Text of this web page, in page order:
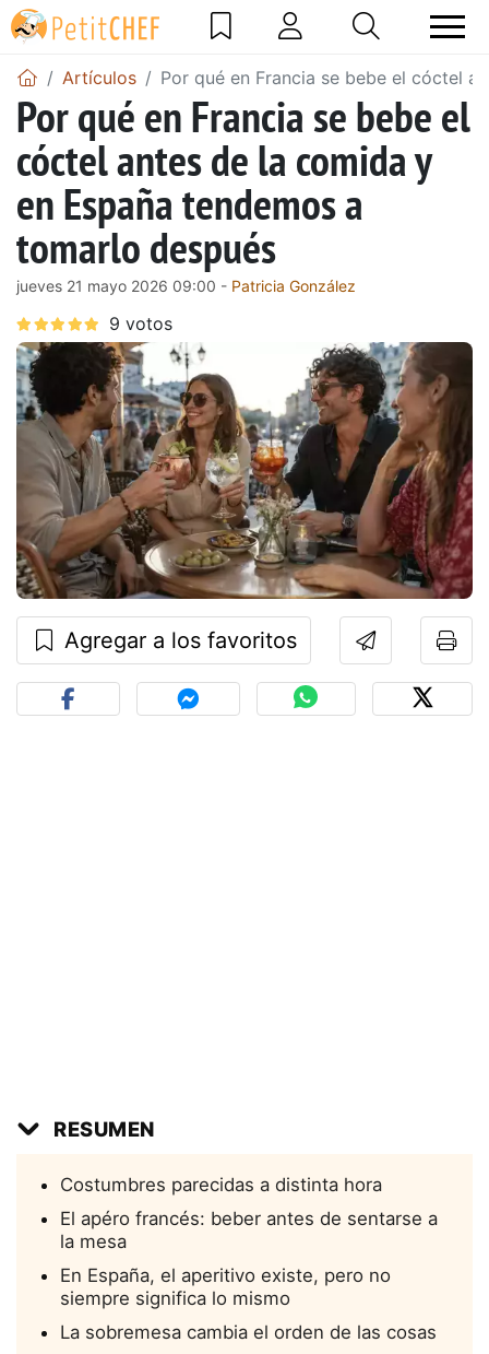
Artículos Por qué en Francia se bebe el cóctel
Por qué en Francia se bebe el
cóctel antes de la comida y
en España tendemos a
tomarlo después
jueves 21 mayo 2026 09:00 - Patricia González
Agregar a los favoritos
RESUMEN
Costumbres parecidas a distinta hora
El apéro francés: beber antes de sentarse a
la mesa
En España, el aperitivo existe, pero no
siempre significa lo mismo
La sobremesa cambia el orden de las cosas